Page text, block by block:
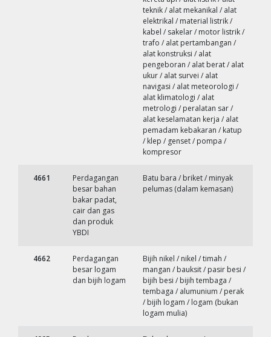
teknik / alat mekanikal / alat
elektrikal / material listrik /
kabel / sakelar / motor listrik /
trafo / alat pertambangan /
alat konstruksi / alat
pengeboran / alat berat / alat
ukur / alat survei / alat
navigasi / alat meteorologi /
alat klimatologi / alat
metrologi / peralatan sar /
alat keselamatan kerja / alat
pemadam kebakaran / katup
/ klep / genset / pompa /
kompresor
4661
Perdagangan
besar bahan
bakar padat,
cair dan gas
dan produk
YBDI
Batu bara / briket / minyak
pelumas (dalam kemasan)
4662
Perdagangan
besar logam
dan bijih logam
Bijih nikel / nikel / timah /
mangan / bauksit / pasir besi /
bijih besi / bijih tembaga /
tembaga / alumunium / perak
/ bijih logam / logam (bukan
logam mulia)